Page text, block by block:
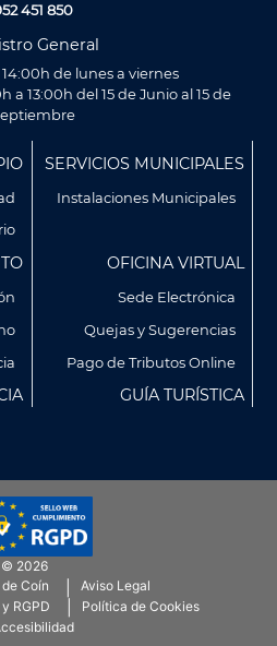
y de terceros para analizar
publicidad relacionada con
un perfil elaborado a partir de tus
DE COOKIES
TODO
451 850
General
de lunes a viernes
a 13:00h del 15 de Junio al 15 de
SERVICIOS MUNICIPALES
Instalaciones Municipales
OFICINA VIRTUAL
Sede Electrónica
Quejas y Sugerencias
Pago de Tributos Online
GUÍA TURÍSTICA
Menú
SubFooter
© 2026
Coín
Aviso Legal
RGPD
Política de Cookies